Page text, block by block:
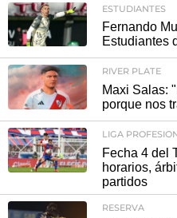
ESTUDIANTES
Fernando
Estudiantes
RIVER PLATE
Maxi Salas:
porque nos
LIGA
Fecha 4 del
horarios,
partidos
RESERVA